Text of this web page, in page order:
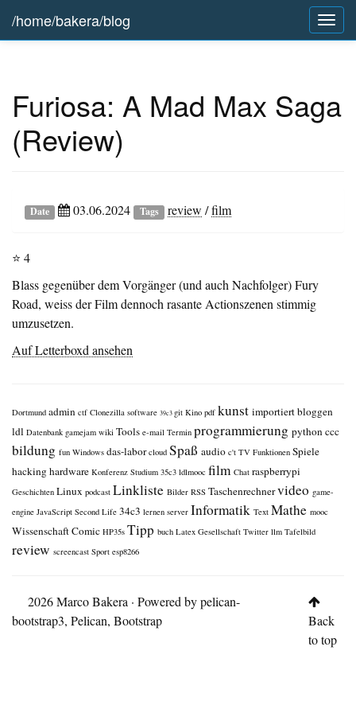
/home/bakera/blog
Furiosa: A Mad Max Saga
(Review)
Date 03.06.2024 Tags review /film
⭐ 4
Blass gegenüber dem Vorgänger (und auch Nachfolger) Fury
Road, weiss der Film dennoch rasante Actionszenen stimmig
umzusetzen.
Auf Letterboxd ansehen
Dortmund admin ctf Clonezilla software 39c3 git Kino pdf kunst importiert bloggen
ldl Datenbank gamejam wiki Tools e-mail Termin programmierung python ccc
bildung fun Windows das-laborcloud Spaß audio c't TV Funktionen Spiele
hacking hardware Konferenz Studium 35c3 ldlmooc film Chat raspberrypi
Geschichten Linux podcast Linkliste Bilder RSS Taschenrechnervideo game-
engine JavaScript Second Life 34c3 lernen server Informatik Text Mathe mooc
Wissenschaft Comic HP35s Tipp buch Latex Gesellschaft Twitter llm Tafelbild
review screencast Sport esp8266
© 2026 Marco Bakera · Powered by pelican-
bootstrap3 Pelican Bootstrap
Back
to top